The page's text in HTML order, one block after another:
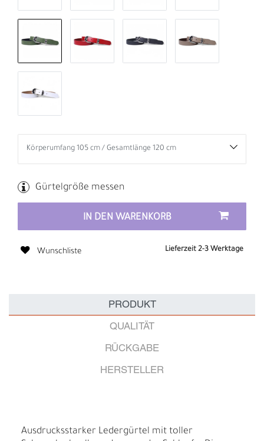
Gürtelgröße messen
IN DEN WARENKORB
Wunschliste Lieferzeit 2-3 Werktage
PRODUKT
QUALITÄT
RÜCKGABE
HERSTELLER
Ausdrucksstarker Ledergürtel mit toller